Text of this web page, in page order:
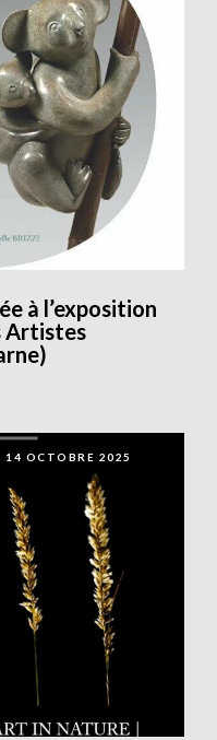
à l’exposition
Artistes
14 OCTOBRE 2025